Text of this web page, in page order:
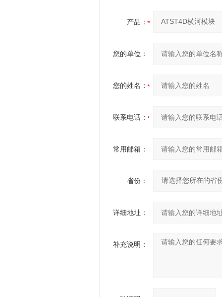
产品：
您的单位：
您的姓名：
联系电话：
常用邮箱：
省份：
详细地址：
补充说明：